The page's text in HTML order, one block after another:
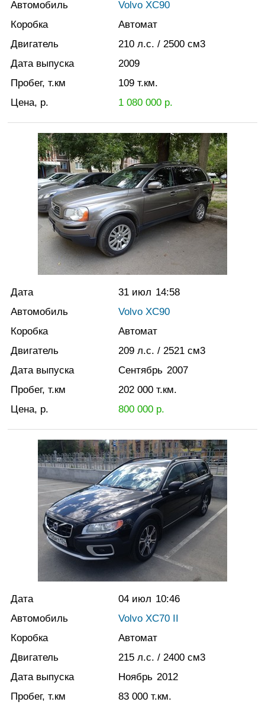
Автомобиль
Volvo XC90
Коробка
Автомат
Двигатель
210 л.с. / 2500 см3
Дата выпуска
2009
Пробег, т.км
109 т.км.
Цена, р.
1 080 000р.
Дата 31 июл 14:58
Автомобиль
Volvo XC90
Коробка
Автомат
Двигатель
209 л.с. / 2521 см3
Дата выпуска
Сентябрь 2007
Пробег, т.км
202 000 т.км.
Цена, р.
800 000р.
Дата 04 июл 10:46
Автомобиль
Volvo XC70 II
Коробка
Автомат
Двигатель
215 л.с. / 2400 см3
Дата выпуска
Ноябрь 2012
Пробег, т.км
83 000 т.км.